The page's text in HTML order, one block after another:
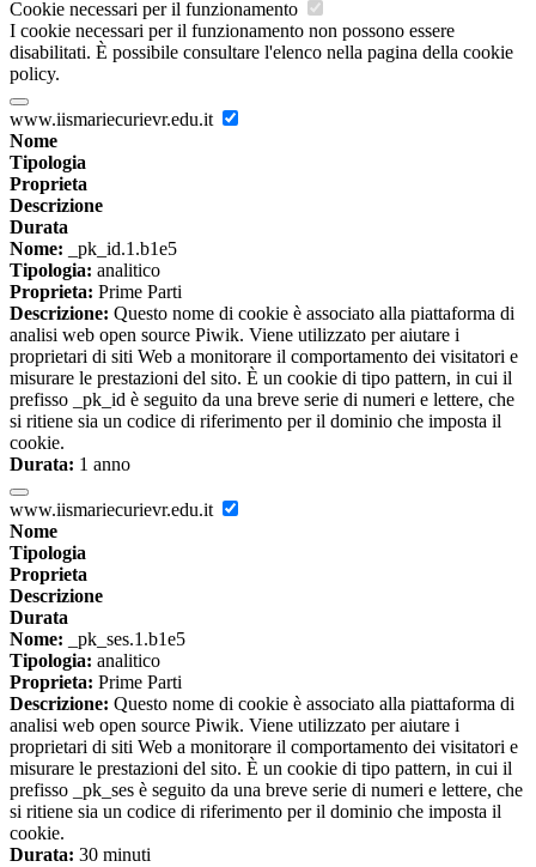
Cookie necessari per il funzionamento
I cookie necessari per il funzionamento non possono essere
disabilitati. È possibile consultare l'elenco nella pagina della cookie
policy.
www.iismariecurievr.edu.it
Nome
Tipologia
Proprieta
Descrizione
Durata
Nome: _pk_id.1.b1e5
Tipologia: analitico
Proprieta: Prime Parti
Descrizione: Questo nome di cookie è associato alla piattaforma di
analisi web open source Piwik. Viene utilizzato per aiutare i
proprietari di siti Web a monitorare il comportamento dei visitatori e
misurare le prestazioni del sito. È un cookie di tipo pattern, in cui il
prefisso _pk_id è seguito da una breve serie di numeri e lettere, che
si ritiene sia un codice di riferimento per il dominio che imposta il
cookie.
Durata: 1 anno
www.iismariecurievr.edu.it
Nome
Tipologia
Proprieta
Descrizione
Durata
Nome: _pk_ses.1.b1e5
Tipologia: analitico
Proprieta: Prime Parti
Descrizione: Questo nome di cookie è associato alla piattaforma di
analisi web open source Piwik. Viene utilizzato per aiutare i
proprietari di siti Web a monitorare il comportamento dei visitatori e
misurare le prestazioni del sito. È un cookie di tipo pattern, in cui il
prefisso _pk_ses è seguito da una breve serie di numeri e lettere, che
si ritiene sia un codice di riferimento per il dominio che imposta il
cookie.
Durata: 30 minuti